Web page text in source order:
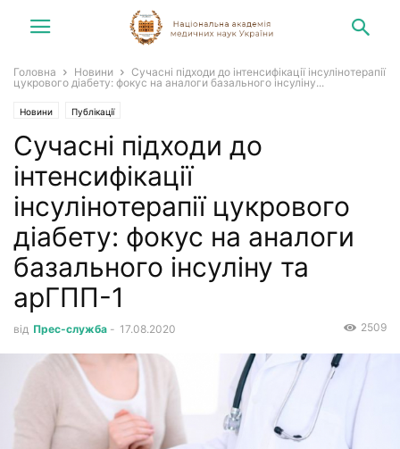
Головна Новини
Сучасні підходи до інтенсифікації інсулінотерапії
цукрового діабету: фокус на аналоги базального інсуліну...
Новини Публікації
Сучасні підходи до
інтенсифікації
інсулінотерапії цукрового
діабету: фокус на аналоги
базального інсуліну та
арГПП-1
від Прес-служба - 17.08.2020 2509